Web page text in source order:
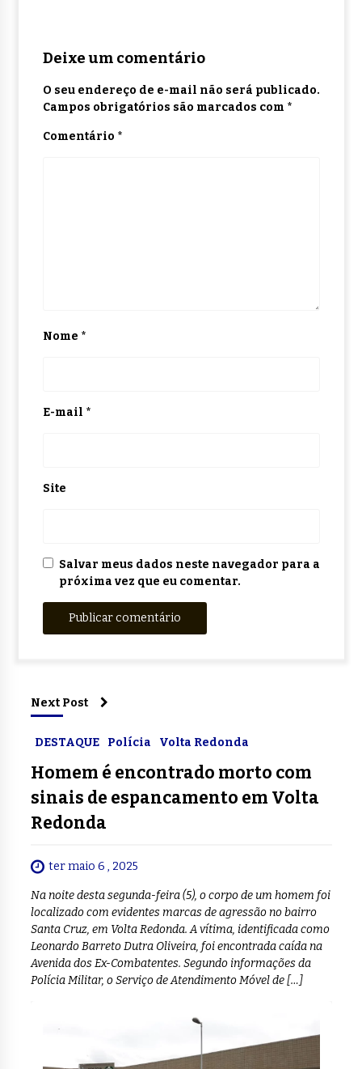
Deixe um comentário
O seu endereço de e-mail não será publicado.
Campos obrigatórios são marcados com *
Comentário *
Nome *
E-mail *
Site
Salvar meus dados neste navegador para a
próxima vez que eu comentar.
Next Post
DESTAQUE Polícia Volta Redonda
Homem é encontrado morto com
sinais de espancamento em Volta
Redonda
ter maio 6 , 2025
Na noite desta segunda-feira (5), o corpo de um homem foi
localizado com evidentes marcas de agressão no bairro
Santa Cruz, em Volta Redonda. A vítima, identificada como
Leonardo Barreto Dutra Oliveira, foi encontrada caída na
Avenida dos Ex-Combatentes. Segundo informações da
Polícia Militar, o Serviço de Atendimento Móvel de […]